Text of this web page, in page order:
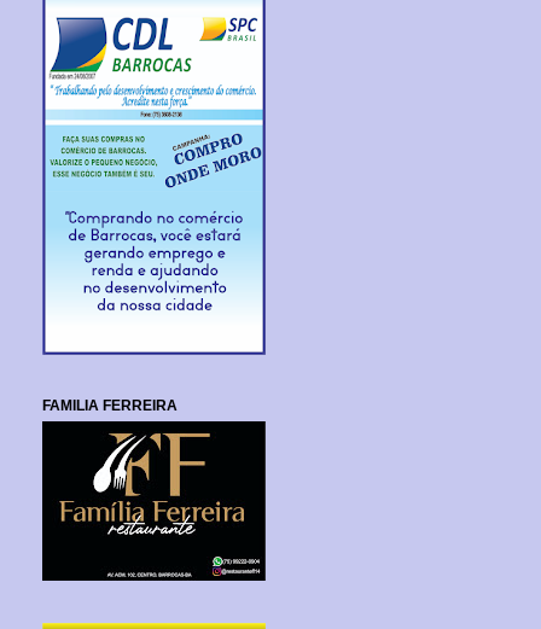
FAMILIA FERREIRA